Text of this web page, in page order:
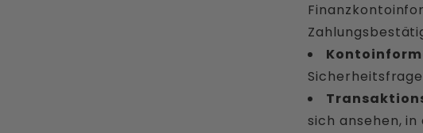
sich ansehen,